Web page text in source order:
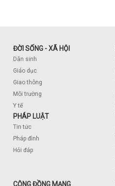
ĐỜI SỐNG - XÃ HỘI
Dân sinh
Giáo dục
Giao thông
Môi trường
Y tế
PHÁP LUẬT
Tin tức
Pháp đình
Hỏi đáp
CỘNG ĐỒNG MẠNG